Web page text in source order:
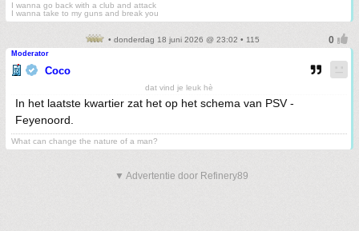
I wanna go back with a club and attack
I wanna take to my guns and break you
• donderdag 18 juni 2026 @ 23:02 • 115
Moderator
Coco
dat vind je leuk hè
In het laatste kwartier zat het op het schema van PSV -
Feyenoord.
What can change the nature of a man?
▼ Advertentie door Refinery89